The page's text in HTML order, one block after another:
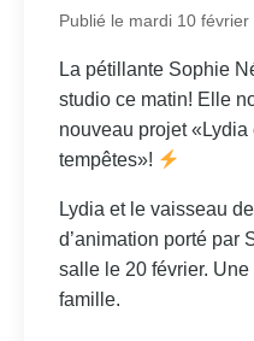
Publié le mardi 10 février
La pétillante Sophie
studio ce matin! Elle
nouveau projet
tempêtes»!
Lydia et le vaisseau
d’animation porté par
salle le 20 février.
famille.